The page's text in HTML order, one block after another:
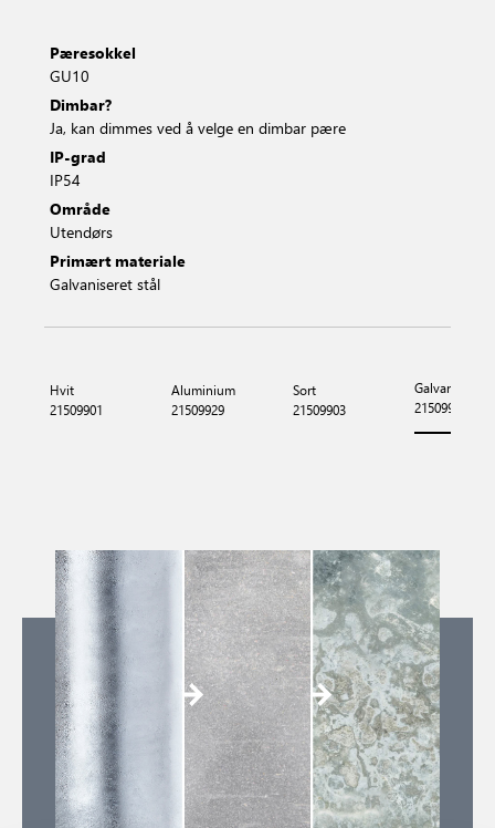
Pæresokkel
GU10
Dimbar?
Ja, kan dimmes ved å velge en dimbar pære
IP-grad
IP54
Område
Utendørs
Primært materiale
Galvaniseret stål
Hvit
21509901
Aluminium
21509929
Sort
21509903
Galvaniseret
21509931